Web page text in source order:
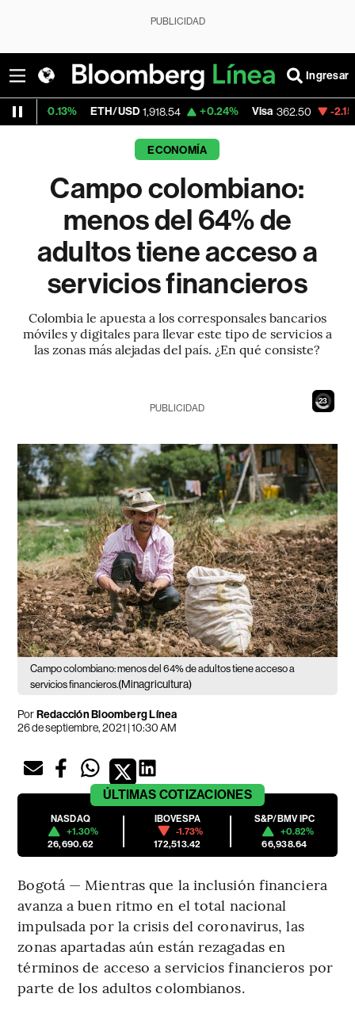
PUBLICIDAD
Ingresar
ETH/USD 1,918.54 +0.24% Visa 362.50 -2.15%
ECONOMÍA
Campo colombiano:
menos del 64% de
adultos tiene acceso a
servicios financieros
Colombia le apuesta a los corresponsales bancarios
móviles y digitales para llevar este tipo de servicios a
las zonas más alejadas del país. ¿En qué consiste?
21
PUBLICIDAD
Campo colombiano: menos del 64% de adultos tiene acceso a
servicios financieros.(Minagricultura)
PorRedacción Bloomberg Línea
26 de septiembre, 2021 | 10:30 AM
ÚLTIMAS COTIZACIONES
NASDAQ
+1.30%
26,690.62
IBOVESPA
-1.73%
172,513.42
S&P/BMV IPC
+0.82%
66,938.64
Bogotá — Mientras que la inclusión financiera
avanza a buen ritmo en el total nacional
impulsada por la crisis del coronavirus, las
zonas apartadas aún están rezagadas en
términos de acceso a servicios financieros por
parte de los adultos colombianos.